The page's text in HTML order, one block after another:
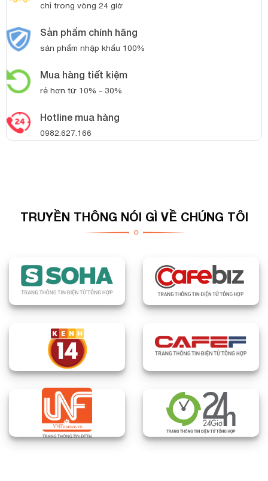
chỉ trong vòng 24 giờ
Sản phẩm chính hãng
sản phẩm nhập khẩu 100%
Mua hàng tiết kiệm
rẻ hơn từ 10% - 30%
Hotline mua hàng
0982.627.166
TRUYỀN THÔNG NÓI GÌ VỀ CHÚNG TÔI